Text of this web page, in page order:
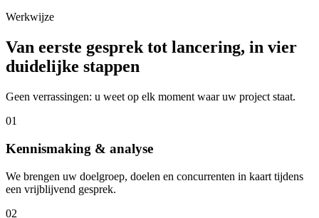
Werkwijze
Van eerste gesprek tot lancering, in vier
duidelijke stappen
Geen verrassingen: u weet op elk moment waar uw project staat.
01
Kennismaking & analyse
We brengen uw doelgroep, doelen en concurrenten in kaart tijdens
een vrijblijvend gesprek.
02